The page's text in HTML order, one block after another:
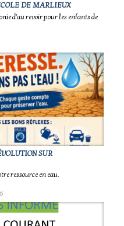
DE MARLIEUX
d'au revoir pour les enfants de
SUR
ressource en eau.